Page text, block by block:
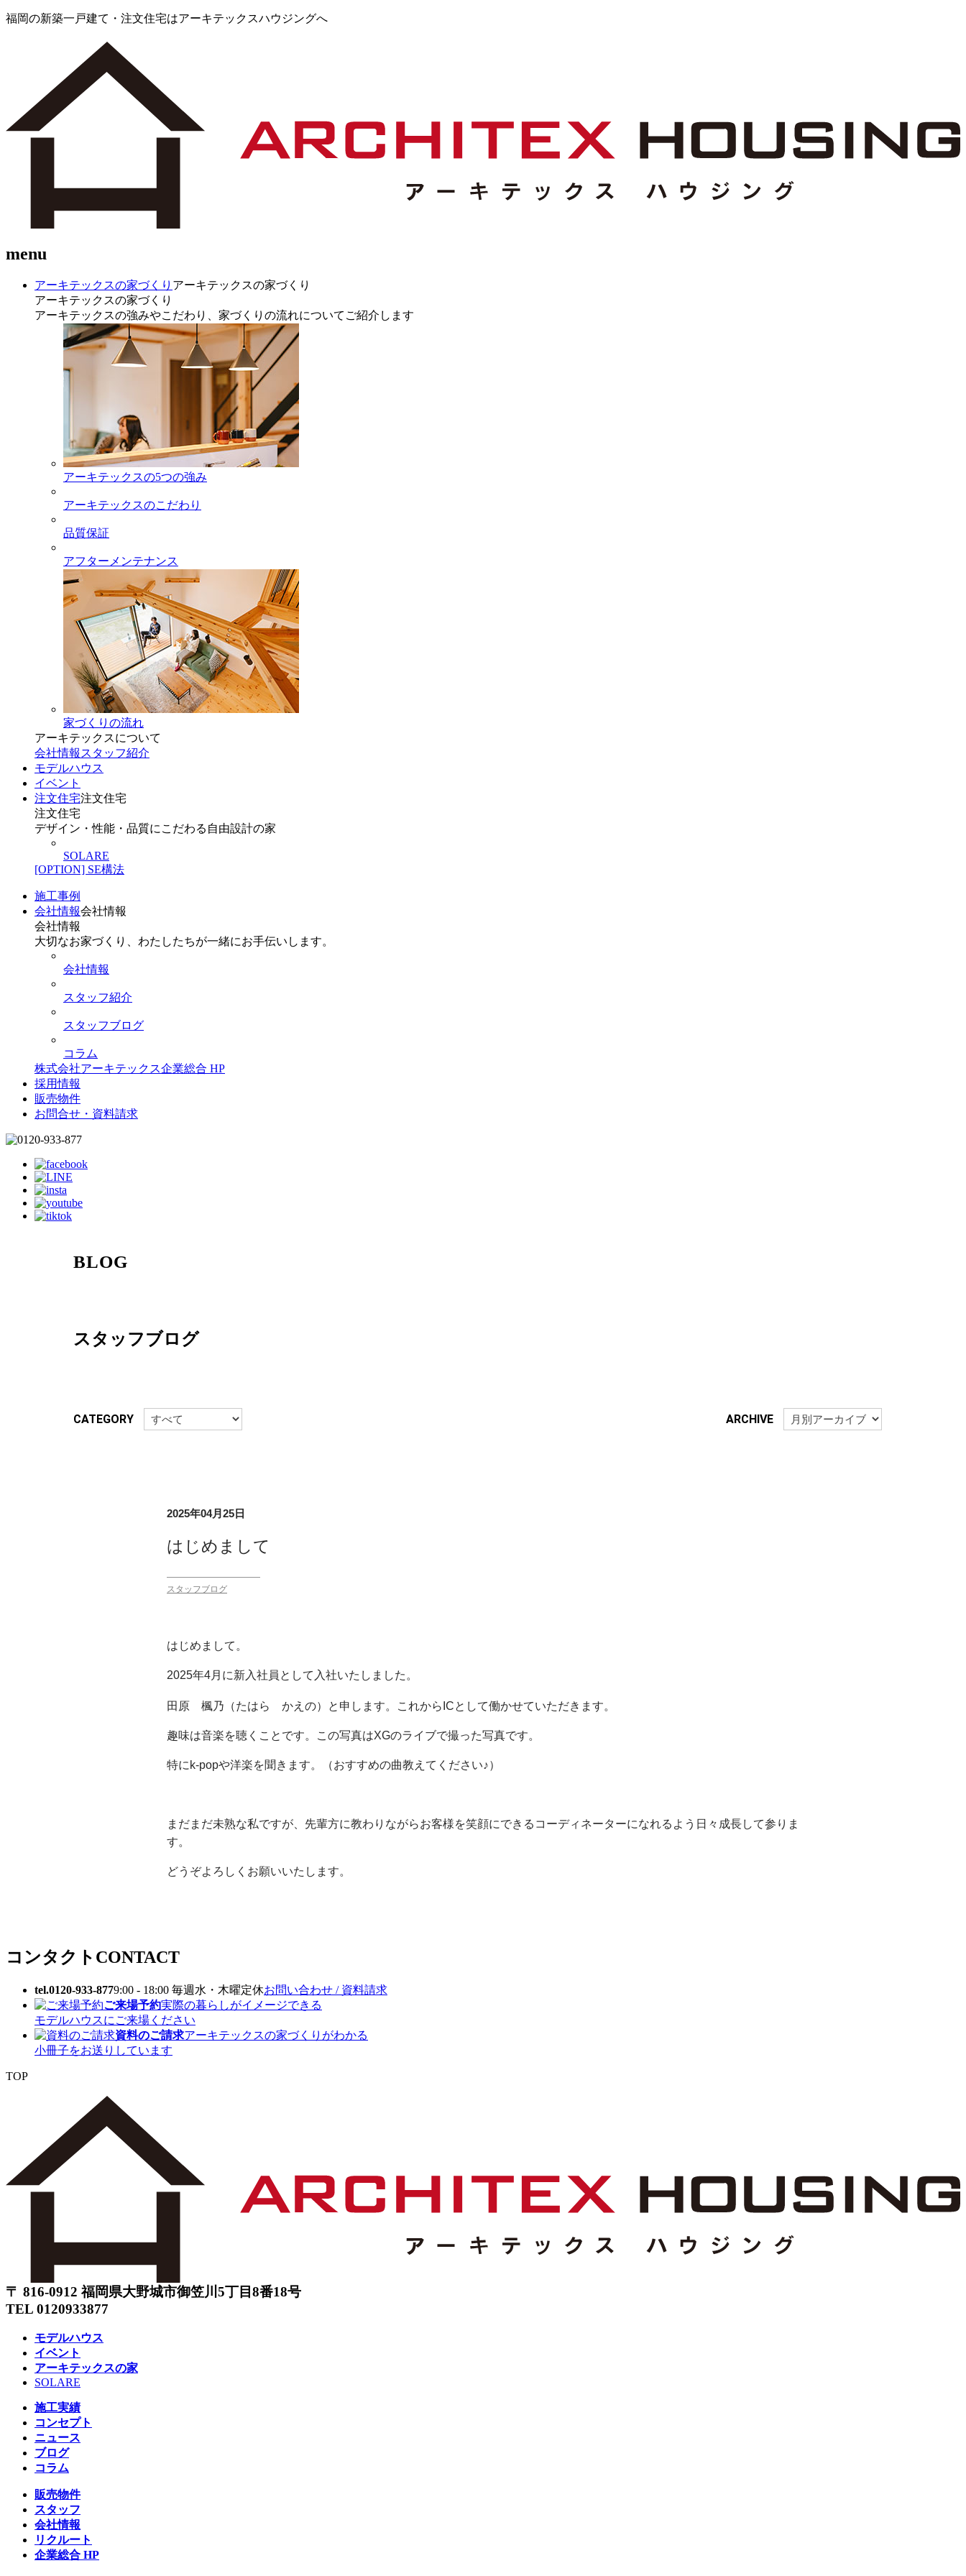
福岡の新築一戸建て・注文住宅はアーキテックスハウジングへ
menu
アーキテックスの家づくり アーキテックスの家づくり
アーキテックスの家づくり
アーキテックスの強みやこだわり、家づくりの流れについてご紹介します
アーキテックスの5つの強み
アーキテックスのこだわり
品質保証
アフターメンテナンス
家づくりの流れ
アーキテックスについて
会社情報 スタッフ紹介
モデルハウス
イベント
注文住宅注文住宅
注文住宅
デザイン・性能・品質にこだわる自由設計の家
SOLARE
[OPTION] SE構法
施工事例
会社情報会社情報
会社情報
大切なお家づくり、わたしたちが一緒にお手伝いします。
会社情報
スタッフ紹介
スタッフブログ
コラム
株式会社アーキテックス企業総合 HP
採用情報
販売物件
お問合せ・資料請求
BLOG
スタッフブログ
CATEGORY ARCHIVE
2025年04月25日
はじめまして
スタッフブログ
はじめまして。
2025年4月に新入社員として入社いたしました。
田原 楓乃（たはら かえの）と申します。これからICとして働かせていただきます。
趣味は音楽を聴くことです。この写真はXGのライブで撮った写真です。
特にk-popや洋楽を聞きます。（おすすめの曲教えてください♪）
まだまだ未熟な私ですが、先輩方に教わりながらお客様を笑顔にできるコーディネーターになれるよう日々成長して参りま
す。
どうぞよろしくお願いいたします。
コンタクト CONTACT
tel.0120-933-8779:00 - 18:00 毎週水・木曜定休お問い合わせ / 資料請求
ご来場予約実際の暮らしがイメージできる
モデルハウスにご来場ください
資料のご請求アーキテックスの家づくりがわかる
小冊子をお送りしています
TOP
〒 816-0912 福岡県大野城市御笠川5丁目8番18号
TEL 0120933877
モデルハウス
イベント
アーキテックスの家
SOLARE
施工実績
コンセプト
ニュース
ブログ
コラム
販売物件
スタッフ
会社情報
リクルート
企業総合 HP